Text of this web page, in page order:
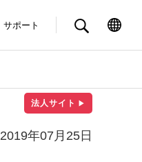
サポート
法人サイト ▶
2019年07月25日